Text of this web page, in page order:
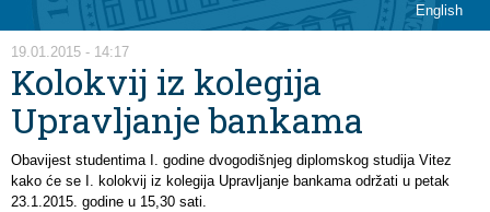
English
You are here
19.01.2015 - 14:17
Kolokvij iz kolegija
Upravljanje bankama
Obavijest studentima I. godine dvogodišnjeg diplomskog studija Vitez
kako će se I. kolokvij iz kolegija Upravljanje bankama održati u petak
23.1.2015. godine u 15,30 sati.